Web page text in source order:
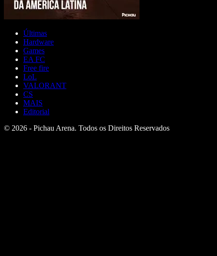
Últimas
Hardware
Games
EA FC
Free fire
LoL
VALORANT
CS
MAIS
Editorial
© 2026 - Pichau Arena. Todos os Direitos Reservados